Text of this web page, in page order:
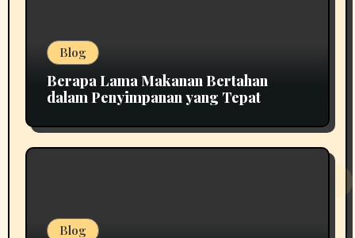
Blog
Berapa Lama Makanan Bertahan
dalam Penyimpanan yang Tepat
Blog